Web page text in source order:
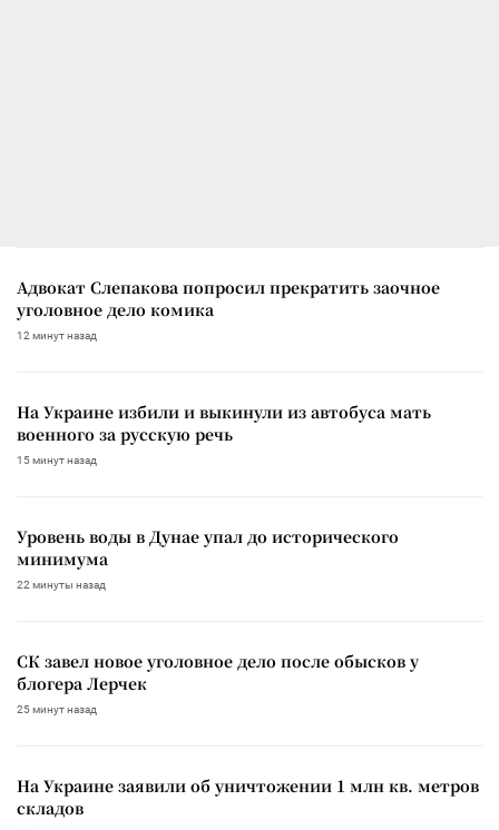
Адвокат Слепакова попросил прекратить заочное
уголовное дело комика
12 минут назад
На Украине избили и выкинули из автобуса мать
военного за русскую речь
15 минут назад
Уровень воды в Дунае упал до исторического
минимума
22 минуты назад
СК завел новое уголовное дело после обысков у
блогера Лерчек
25 минут назад
На Украине заявили об уничтожении 1 млн кв. метров
складов